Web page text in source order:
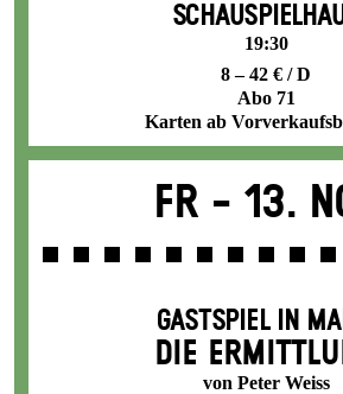
19:30
8 – 42 € / D
Abo 71
Karten ab
Fr - 13.
GASTSPIEL IN
DIE
von Peter Weiss